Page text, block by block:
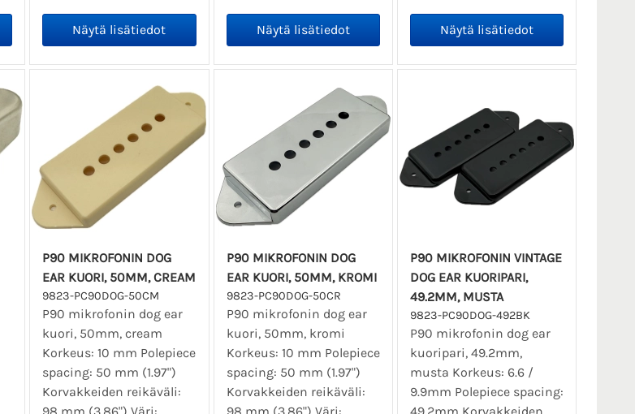
P90 MIKROFONIN DOG
EAR KUORI, 50MM, CREAM
9823-PC90DOG-50CM
P90 mikrofonin dog ear
kuori, 50mm, cream
Korkeus: 10 mm Polepiece
spacing: 50 mm (1.97")
Korvakkeiden reikäväli:
P90 MIKROFONIN DOG
EAR KUORI, 50MM, KROMI
9823-PC90DOG-50CR
P90 mikrofonin dog ear
kuori, 50mm, kromi
Korkeus: 10 mm Polepiece
spacing: 50 mm (1.97")
Korvakkeiden reikäväli:
P90 MIKROFONIN VINTAGE
DOG EAR KUORIPARI,
49.2MM, MUSTA
9823-PC90DOG-492BK
P90 mikrofonin dog ear
kuoripari, 49.2mm,
musta Korkeus: 6.6 /
9.9mm Polepiece spacing: